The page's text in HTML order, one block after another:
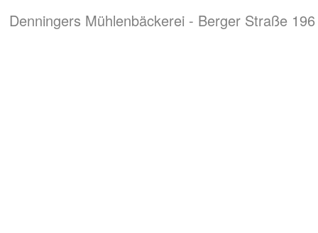
Denningers Mühlenbäckerei - Berger Straße